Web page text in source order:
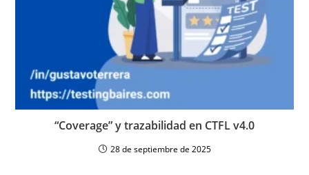
“Coverage” y trazabilidad en CTFL v4.0
28 de septiembre de 2025